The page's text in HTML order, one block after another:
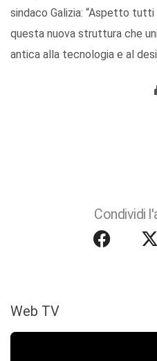
sindaco Galizia: “Aspetto
questa nuova struttura che
antica alla tecnologia e al
Condividi
Web TV